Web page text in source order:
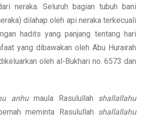
neraka. Seluruh bagian tubuh bani
dilahap oleh api neraka terkecuali
hadits yang panjang tentang hari
yang dibawakan oleh Abu Hurairah
oleh al-Bukhari no. 6573 dan
anhumaula Rasulullah shallallahu
meminta Rasulullah shallallahu